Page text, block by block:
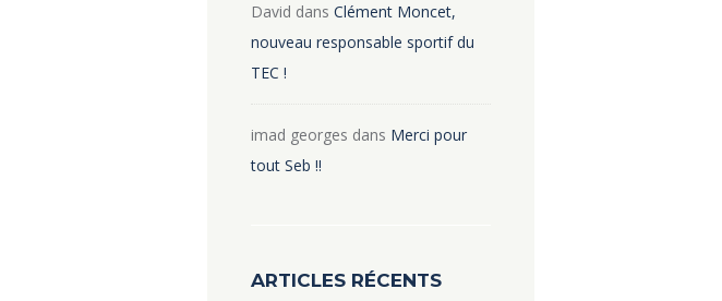
David dans Clément Moncet,
nouveau responsable sportif du
TEC !
imad georges dans Merci pour
tout Seb !!
ARTICLES RÉCENTS